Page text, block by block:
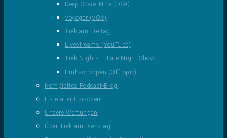
Deep Space Nine (DS9)
Voyager (VOY)
Trek am Freitag
Livestreams (YouTube)
Trek Nights – Late-Night-Show
Frühschoppen (Offtopic)
Komplettes Podcast-Blog
Liste aller Episoden
Unsere Wertungen
Über Trek am Dienstag